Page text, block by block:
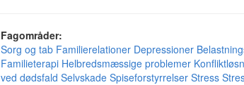
Fagområder:
Sorg og tab Familierelationer Depressioner
Familieterapi Helbredsmæssige problemer
ved dødsfald Selvskade Spiseforstyrrelser Stress